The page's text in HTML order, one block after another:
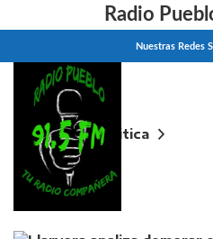
Radio
Nuestras Redes
Home
Politica
Llaryora analiza demorar el
2027: "Se va a votar